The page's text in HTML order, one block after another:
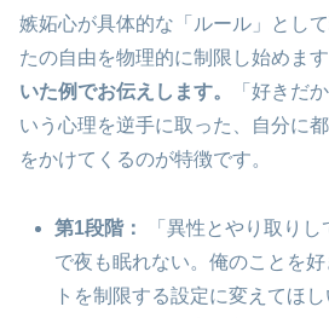
嫉妬心が具体的な「ルール」とし
たの自由を物理的に制限し始めます
いた例でお伝えします。
「好きだ
いう心理を逆手に取った、自分に
をかけてくるのが特徴です。
第1段階：
「異性とやり取り
で夜も眠れない。俺のことを
トを制限する設定に変えてほし